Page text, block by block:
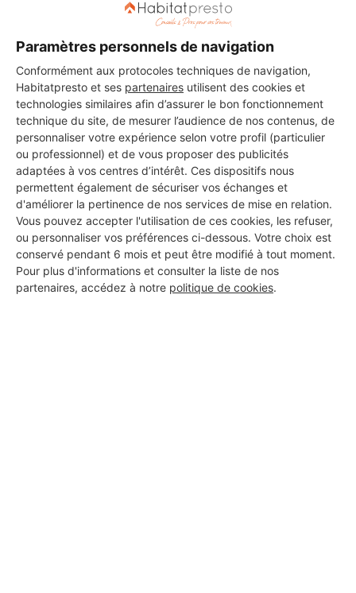
Paramètres personnels de navigation
Conformément aux protocoles techniques de navigation,
Habitatpresto et ses partenaires utilisent des cookies et
technologies similaires afin d’assurer le bon fonctionnement
technique du site, de mesurer l’audience de nos contenus, de
personnaliser votre expérience selon votre profil (particulier
ou professionnel) et de vous proposer des publicités
adaptées à vos centres d’intérêt. Ces dispositifs nous
permettent également de sécuriser vos échanges et
d'améliorer la pertinence de nos services de mise en relation.
Vous pouvez accepter l'utilisation de ces cookies, les refuser,
ou personnaliser vos préférences ci-dessous. Votre choix est
conservé pendant 6 mois et peut être modifié à tout moment.
Pour plus d'informations et consulter la liste de nos
partenaires, accédez à notre politique de cookies.
PAS LE TEMPS DE
CHERCHER ?
Vous souhaitez réaliser des travaux et ne savez quel professionnel
choisir ? Demandez des devis travauxauprès de notre réseau de 5 000
professionnels partout en France.
DEMANDER UN DEVIS